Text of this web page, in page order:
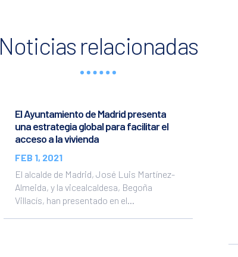
Noticias relacionadas
El Ayuntamiento de Madrid presenta
una estrategia global para facilitar el
acceso a la vivienda
FEB 1, 2021
El alcalde de Madrid, José Luis Martínez-
Almeida, y la vicealcaldesa, Begoña
Villacís, han presentado en el...